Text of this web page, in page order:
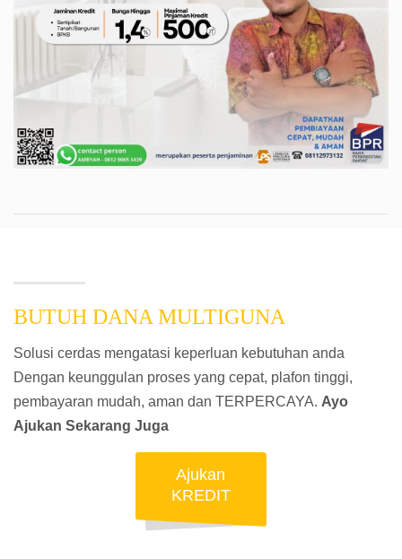
BUTUH DANA MULTIGUNA
Solusi cerdas mengatasi keperluan kebutuhan anda
Dengan keunggulan proses yang cepat, plafon tinggi,
pembayaran mudah, aman dan TERPERCAYA. Ayo
Ajukan Sekarang Juga
Ajukan
KREDIT